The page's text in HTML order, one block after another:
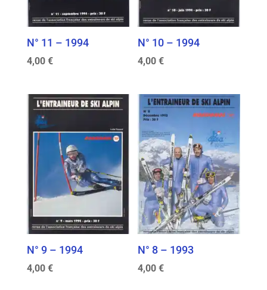
N° 11 – 1994
4,00 €
N° 10 – 1994
4,00€
N° 9 – 1994
4,00 €
N° 8 – 1993
4,00€